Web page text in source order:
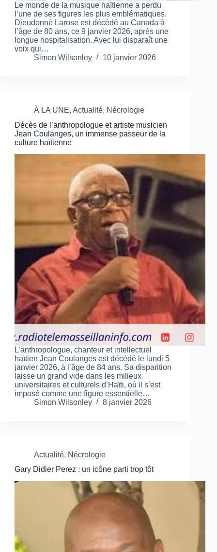
Le monde de la musique haïtienne a perdu
l’une de ses figures les plus emblématiques.
Dieudonné Larose est décédé au Canada à
l’âge de 80 ans, ce 9 janvier 2026, après une
longue hospitalisation. Avec lui disparaît une
voix qui…
Simon Wilsonley
10 janvier 2026
À LA UNE, Actualité, Nécrologie
Décès de l’anthropologue et artiste musicien
Jean Coulanges, un immense passeur de la
culture haïtienne
L’anthropologue, chanteur et intellectuel
haïtien Jean Coulanges est décédé le lundi 5
janvier 2026, à l’âge de 84 ans. Sa disparition
laisse un grand vide dans les milieux
universitaires et culturels d’Haïti, où il s’est
imposé comme une figure essentielle…
Simon Wilsonley
8 janvier 2026
Actualité, Nécrologie
Gary Didier Perez : un icône parti trop tôt